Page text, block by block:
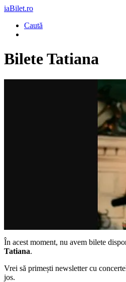
iaBilet.ro
Caută
BileteTatiana
În acest moment, nu avem bilete
Tatiana.
Vrei să primești newsletter cu
jos.